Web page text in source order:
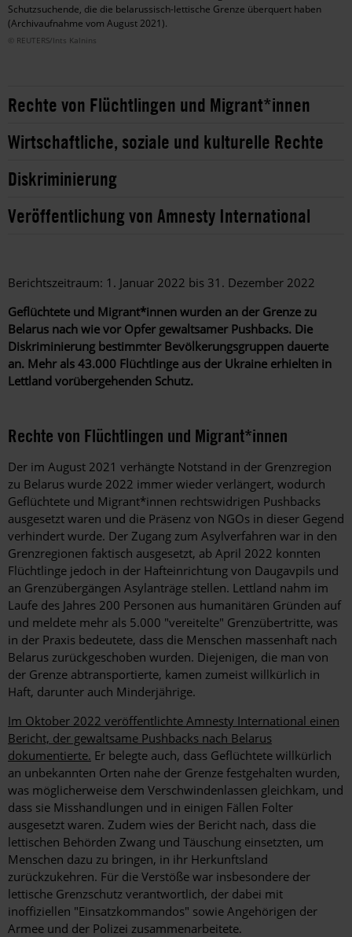
Schutzsuchende, die die belarussisch-lettische Grenze überquert haben
(Archivaufnahme vom August 2021).
© REUTERS/Ints Kalnins
Rechte von Flüchtlingen und Migrant*innen
Wirtschaftliche, soziale und kulturelle Rechte
Diskriminierung
Veröffentlichung von Amnesty International
Berichtszeitraum: 1. Januar 2022 bis 31. Dezember 2022
Geflüchtete und Migrant*innen wurden an der Grenze zu
Belarus nach wie vor Opfer gewaltsamer Pushbacks. Die
Diskriminierung bestimmter Bevölkerungsgruppen dauerte
an. Mehr als 43.000 Flüchtlinge aus der Ukraine erhielten in
Lettland vorübergehenden Schutz.
Rechte von Flüchtlingen und Migrant*innen
Der im August 2021 verhängte Notstand in der Grenzregion
zu Belarus wurde 2022 immer wieder verlängert, wodurch
Geflüchtete und Migrant*innen rechtswidrigen Pushbacks
ausgesetzt waren und die Präsenz von NGOs in dieser Gegend
verhindert wurde. Der Zugang zum Asylverfahren war in den
Grenzregionen faktisch ausgesetzt, ab April 2022 konnten
Flüchtlinge jedoch in der Hafteinrichtung von Daugavpils und
an Grenzübergängen Asylanträge stellen. Lettland nahm im
Laufe des Jahres 200 Personen aus humanitären Gründen auf
und meldete mehr als 5.000 "vereitelte" Grenzübertritte, was
in der Praxis bedeutete, dass die Menschen massenhaft nach
Belarus zurückgeschoben wurden. Diejenigen, die man von
der Grenze abtransportierte, kamen zumeist willkürlich in
Haft, darunter auch Minderjährige.
Im Oktober 2022 veröffentlichte Amnesty International einen
Bericht, der gewaltsame Pushbacks nach Belarus
dokumentierte. Er belegte auch, dass Geflüchtete willkürlich
an unbekannten Orten nahe der Grenze festgehalten wurden,
was möglicherweise dem Verschwindenlassen gleichkam, und
dass sie Misshandlungen und in einigen Fällen Folter
ausgesetzt waren. Zudem wies der Bericht nach, dass die
lettischen Behörden Zwang und Täuschung einsetzten, um
Menschen dazu zu bringen, in ihr Herkunftsland
zurückzukehren. Für die Verstöße war insbesondere der
lettische Grenzschutz verantwortlich, der dabei mit
inoffiziellen "Einsatzkommandos" sowie Angehörigen der
Armee und der Polizei zusammenarbeitete.